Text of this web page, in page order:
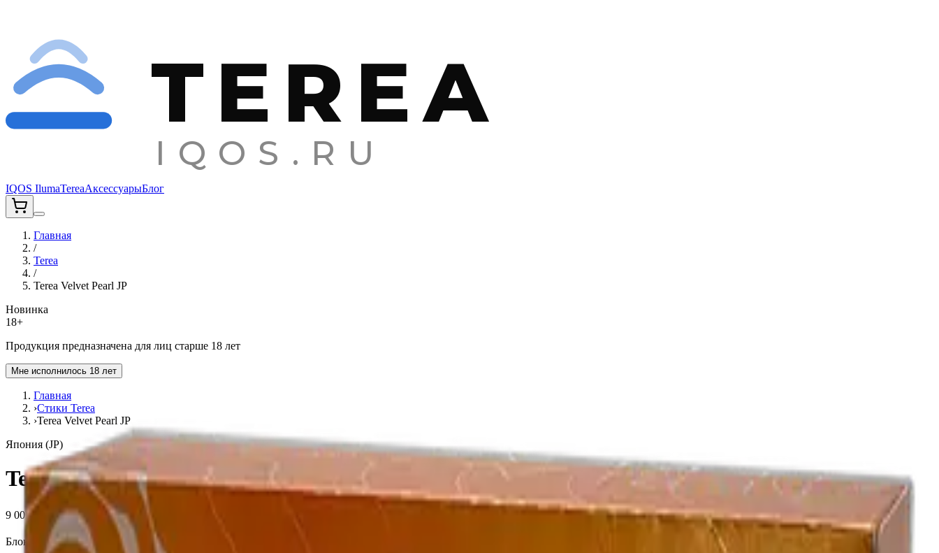
TEREA
IQOS.RU
IQOS IlumaTereaАксессуарыБлог
Главная
/
Terea
/
Terea Velvet Pearl JP
Новинка
18+
Продукция предназначена для лиц старше 18 лет
Мне исполнилось 18 лет
Главная
›Стики Terea
›Terea Velvet Pearl JP
Япония (JP)
Terea Velvet Pearl JP
9 000 ₽
Блок (10 пачек): 910 ₽